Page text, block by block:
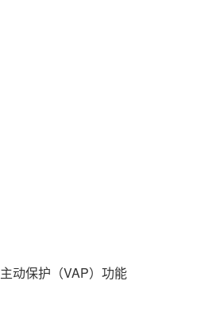
主动保护（VAP）功能